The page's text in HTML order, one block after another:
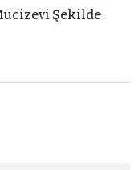
Şekilde